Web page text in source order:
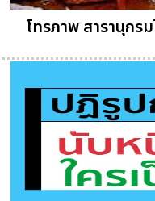
โทรภาพ สารานุกร